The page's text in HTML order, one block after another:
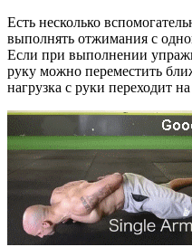
Есть несколько
выполнять отжимания с
Если при выполнении
руку можно переместить
нагрузка с руки переходит на